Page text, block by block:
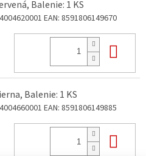
Balenie: 1 KS
EAN: 8591806149670
Balenie: 1 KS
EAN: 8591806149885